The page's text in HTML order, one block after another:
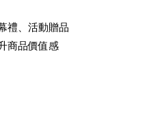
禮、活動贈品
商品價值感